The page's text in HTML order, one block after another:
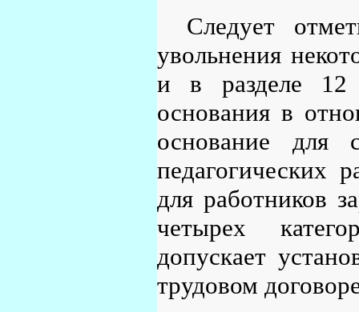
Следует
увольнения
и в разделе 12
основания в
основание для
педагогических
для работников
четырех
допускает
трудовом